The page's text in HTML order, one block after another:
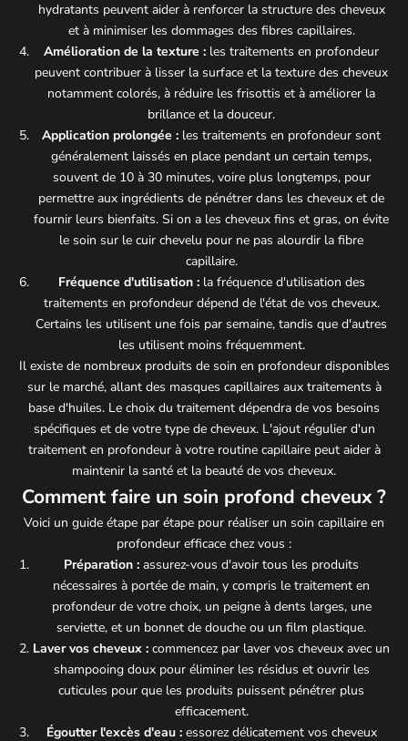
hydratants peuvent aider à renforcer la structure des cheveux
et à minimiser les dommages des fibres capillaires.
Amélioration de la texture : les traitements en profondeur
peuvent contribuer à lisser la surface et la texture des cheveux
notamment colorés, à réduire les frisottis et à améliorer la
brillance et la douceur.
Application prolongée : les traitements en profondeur sont
généralement laissés en place pendant un certain temps,
souvent de 10 à 30 minutes, voire plus longtemps, pour
permettre aux ingrédients de pénétrer dans les cheveux et de
fournir leurs bienfaits. Si on a les cheveux fins et gras, on évite
le soin sur le cuir chevelu pour ne pas alourdir la fibre
capillaire.
Fréquence d'utilisation :la fréquence d'utilisation des
traitements en profondeur dépend de l'état de vos cheveux.
Certains les utilisent une fois par semaine, tandis que d'autres
les utilisent moins fréquemment.
Il existe de nombreux produits de soin en profondeur disponibles
sur le marché, allant des masques capillaires aux traitements à
base d'huiles. Le choix du traitement dépendra de vos besoins
spécifiques et de votre type de cheveux. L'ajout régulier d'un
traitement en profondeur à votre routine capillaire peut aider à
maintenir la santé et la beauté de vos cheveux.
Comment faire un soin profond cheveux ?
Voici un guide étape par étape pour réaliser un soin capillaire en
profondeur efficace chez vous :
Préparation : assurez-vous d'avoir tous les produits
nécessaires à portée de main, y compris le traitement en
profondeur de votre choix, un peigne à dents larges, une
serviette, et un bonnet de douche ou un film plastique.
Laver vos cheveux : commencez par laver vos cheveux avec un
shampooing doux pour éliminer les résidus et ouvrir les
cuticules pour que les produits puissent pénétrer plus
efficacement.
Égoutter l'excès d'eau :essorez délicatement vos cheveux